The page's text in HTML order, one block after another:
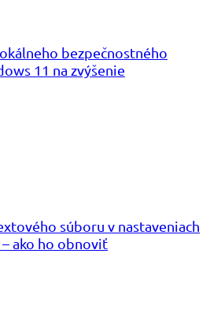
bezpečnostného
11 na zvýšenie
súboru v nastaveniach
ako ho obnoviť